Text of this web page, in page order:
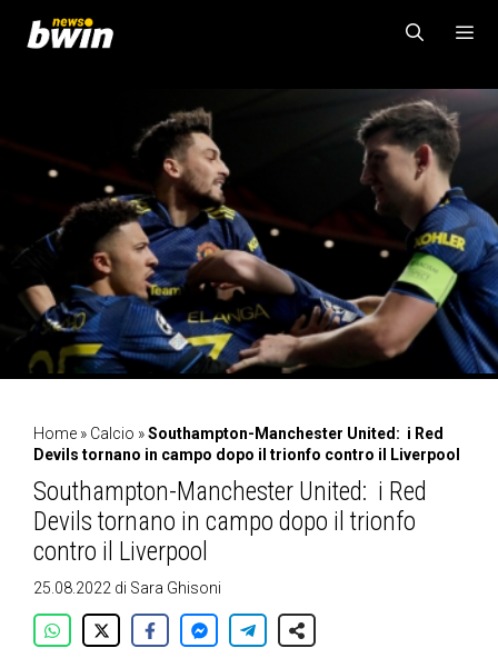
contenuto
MENU
Home » Calcio »Southampton-Manchester United: i Red
Devils tornano in campo dopo il trionfo contro il Liverpool
Southampton-Manchester United: i Red
Devils tornano in campo dopo il trionfo
contro il Liverpool
25.08.2022 di Sara Ghisoni